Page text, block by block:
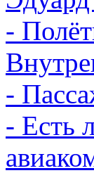
-
-
- Есть